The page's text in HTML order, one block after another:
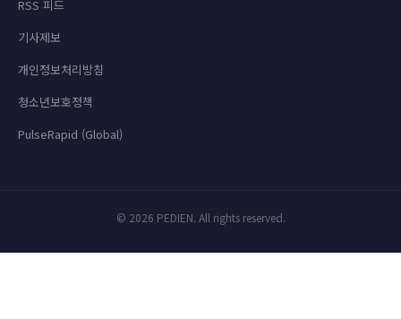
RSS 피드
기사제보
개인정보처리방침
청소년보호정책
PulseRapid (Global)
© 2026 PEDIEN. All rights reserved.